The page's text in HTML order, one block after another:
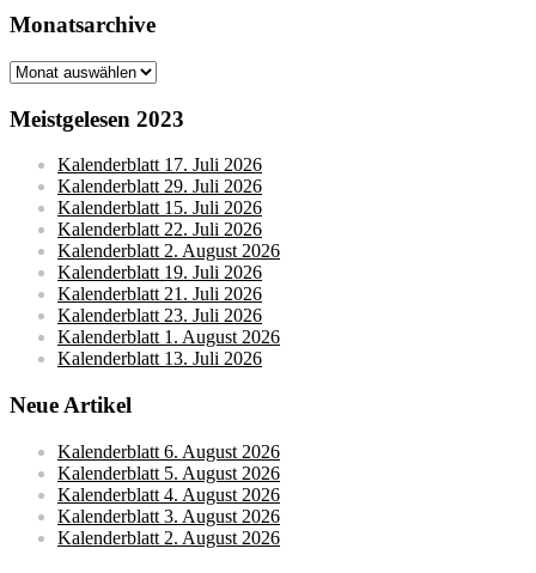
Monatsarchive
Monatsarchive
Meistgelesen 2023
Kalenderblatt 17. Juli 2026
Kalenderblatt 29. Juli 2026
Kalenderblatt 15. Juli 2026
Kalenderblatt 22. Juli 2026
Kalenderblatt 2. August 2026
Kalenderblatt 19. Juli 2026
Kalenderblatt 21. Juli 2026
Kalenderblatt 23. Juli 2026
Kalenderblatt 1. August 2026
Kalenderblatt 13. Juli 2026
Neue Artikel
Kalenderblatt 6. August 2026
Kalenderblatt 5. August 2026
Kalenderblatt 4. August 2026
Kalenderblatt 3. August 2026
Kalenderblatt 2. August 2026